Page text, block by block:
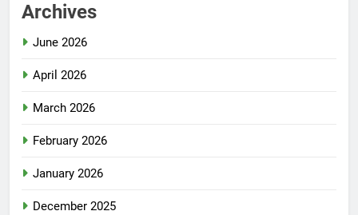
Archives
June 2026
April 2026
March 2026
February 2026
January 2026
December 2025